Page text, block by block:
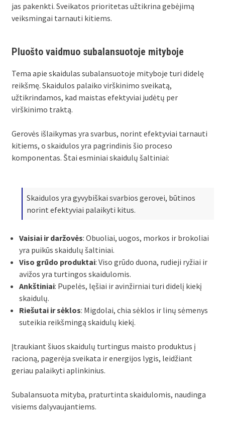
jas pakenkti. Sveikatos prioritetas užtikrina gebėjimą
veiksmingai tarnauti kitiems.
Pluošto vaidmuo subalansuotoje mityboje
Tema apie skaidulas subalansuotoje mityboje turi didelę
reikšmę. Skaidulos palaiko virškinimo sveikatą,
užtikrindamos, kad maistas efektyviai judėtų per
virškinimo traktą.
Gerovės išlaikymas yra svarbus, norint efektyviai tarnauti
kitiems, o skaidulos yra pagrindinis šio proceso
komponentas. Štai esminiai skaidulų šaltiniai:
Skaidulos yra gyvybiškai svarbios gerovei, būtinos
norint efektyviai palaikyti kitus.
Vaisiai ir daržovės: Obuoliai, uogos, morkos ir brokoliai
yra puikūs skaidulų šaltiniai.
Viso grūdo produktai: Viso grūdo duona, rudieji ryžiai ir
avižos yra turtingos skaidulomis.
Ankštiniai: Pupelės, lęšiai ir avinžirniai turi didelį kiekį
skaidulų.
Riešutai ir sėklos: Migdolai, chia sėklos ir linų sėmenys
suteikia reikšmingą skaidulų kiekį.
Įtraukiant šiuos skaidulų turtingus maisto produktus į
racioną, pagerėja sveikata ir energijos lygis, leidžiant
geriau palaikyti aplinkinius.
Subalansuota mityba, praturtinta skaidulomis, naudinga
visiems dalyvaujantiems.